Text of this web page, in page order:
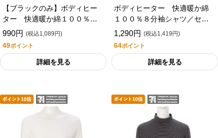
【ブラックのみ】ボディヒー
ター 快適暖か綿１００％タ
ンクトップ／セブンプレミア
990円 (税込1,089円)
49ポイント
詳細を見る
ボディヒーター 快適暖か綿
１００％８分袖シャツ／セブ
ンプレミアムライフスタイル
1,290円 (税込1,419円)
64ポイント
詳細を見る